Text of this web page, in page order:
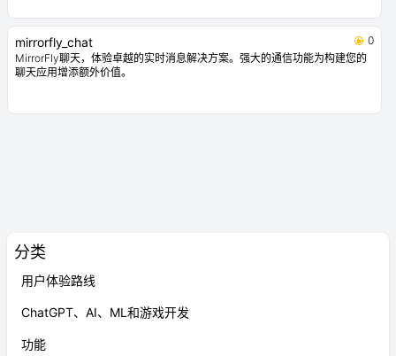
分类
用户体验路线
ChatGPT、AI、ML和游戏开发
功能
mirrorfly_chat
0
MirrorFly聊天，体验卓越的实时消息解决方案。强大的通信功能为构建您的
聊天应用增添额外价值。